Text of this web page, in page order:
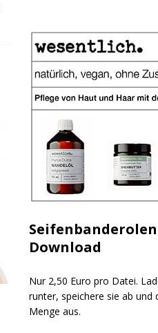
Download
Nur 2,50 Euro pro Datei.
runter, speichere sie ab und
Menge aus.